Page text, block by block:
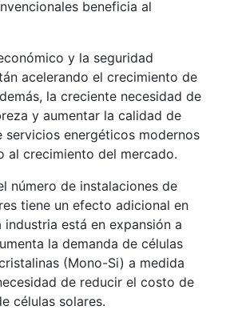
beneficia al
y la seguridad
acelerando el crecimiento de
la creciente necesidad de
y aumentar la calidad de
servicios energéticos modernos
al crecimiento del mercado.
número de instalaciones de
tiene un efecto adicional en
industria está en expansión a
la demanda de células
(Mono-Si) a medida
de reducir el costo de
células solares.